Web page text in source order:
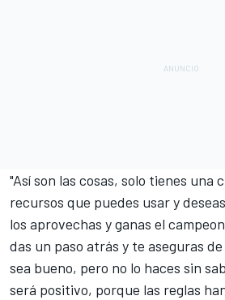
"Así son las cosas, solo tienes una
recursos que puedes usar y
los aprovechas y ganas el
das un paso atrás y te aseguras
sea bueno, pero no lo haces sin
será positivo, porque las reglas